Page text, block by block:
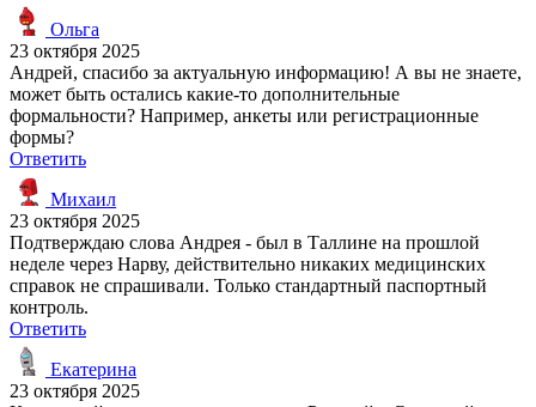
Ольга
23 октября 2025
Андрей, спасибо за актуальную информацию! А вы не знаете,
может быть остались какие-то дополнительные
формальности? Например, анкеты или регистрационные
формы?
Ответить
Михаил
23 октября 2025
Подтверждаю слова Андрея - был в Таллине на прошлой
неделе через Нарву, действительно никаких медицинских
справок не спрашивали. Только стандартный паспортный
контроль.
Ответить
Екатерина
23 октября 2025